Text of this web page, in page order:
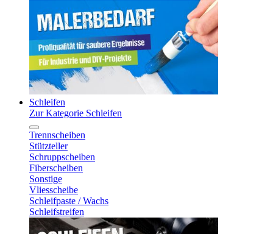
Schleifen
Zur Kategorie Schleifen
Trennscheiben
Stützteller
Schruppscheiben
Fiberscheiben
Sonstige
Vliesscheibe
Schleifpaste / Wachs
Schleifstreifen